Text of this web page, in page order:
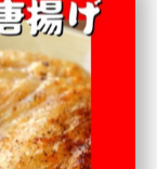
次のページ >